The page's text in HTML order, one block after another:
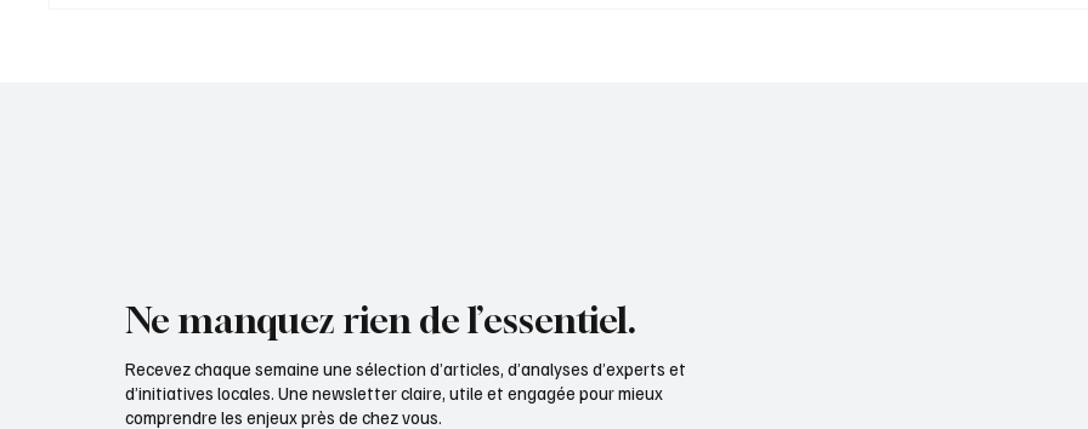
Ne manquez rien de l’essentiel.
Recevez chaque semaine une sélection d’articles, d’analyses d’experts et
d’initiatives locales. Une newsletter claire, utile et engagée pour mieux
comprendre les enjeux près de chez vous.